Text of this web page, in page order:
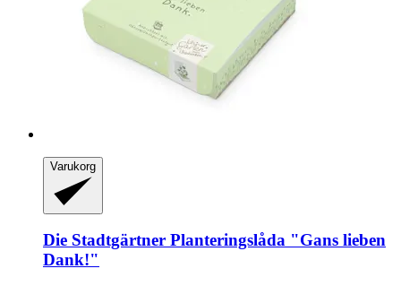
Varukorg
Die Stadtgärtner Planteringslåda "Gans lieben
Dank!"